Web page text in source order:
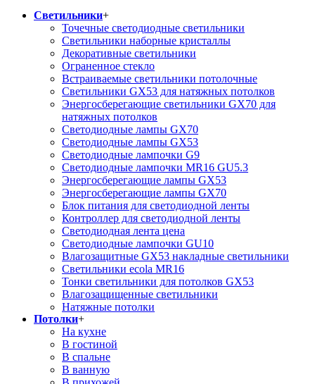
Светильники+
Точечные светодиодные светильники
Светильники наборные кристаллы
Декоративные светильники
Ограненное стекло
Встраиваемые светильники потолочные
Светильники GX53 для натяжных потолков
Энергосберегающие светильники GX70 для
натяжных потолков
Светодиодные лампы GX70
Светодиодные лампы GX53
Светодиодные лампочки G9
Светодиодные лампочки MR16 GU5.3
Энергосберегающие лампы GX53
Энергосберегающие лампы GX70
Блок питания для светодиодной ленты
Контроллер для светодиодной ленты
Светодиодная лента цена
Светодиодные лампочки GU10
Влагозащитные GX53 накладные светильники
Светильники ecola MR16
Тонки светильники для потолков GX53
Влагозащищенные светильники
Натяжные потолки
Потолки+
На кухне
В гостиной
В спальне
В ванную